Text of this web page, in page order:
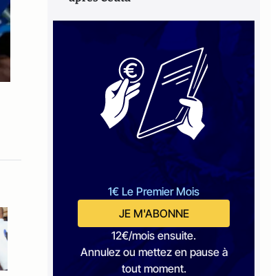
1€ Le Premier Mois
JE M'ABONNE
12€/mois ensuite.
Annulez ou mettez en pause à
tout moment.